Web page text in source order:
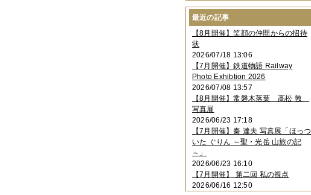
2024年06月（4件）
2024年04月
2024年03月（3件）
2024年02月（2件）
2023年12月
2023年11月 （4件）
2023年10月（3件）
2023年09月（4件）
2023年08月 （1件）
2023年06月（3件）
2023年05月
2023年04月 （2件）
2023年03月（5件）
2023年02月（3件）
2023年01月
2022年12月 （3件）
2022年11月（2件）
2022年10月（4件）
最近の記事
【8月開催】笑顔の仲間からの招待
状
2026/07/18 13:06
【7月開催】鉄道物語 Railway
Photo Exhibtion 2026
2026/07/08 13:57
【8月開催】常磐木落葉 高松 敦
写真展
2026/06/23 17:18
【7月開催】秦 達夫 写真展「ほっつ
いた ぐりん ～聖・光岳 山旅の記
～」
2026/06/23 16:10
【7月開催】 第二回 私の視点
2026/06/16 12:50